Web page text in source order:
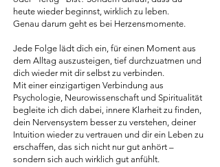
heute wieder beginnst, wirklich zu leben.
Genau darum geht es bei Herzensmomente.
Jede Folge lädt dich ein, für einen Moment aus
dem Alltag auszusteigen, tief durchzuatmen und
dich wieder mit dir selbst zu verbinden.
Mit einer einzigartigen Verbindung aus
Psychologie, Neurowissenschaft und Spiritualität
begleite ich dich dabei, innere Klarheit zu finden,
dein Nervensystem besser zu verstehen, deiner
Intuition wieder zu vertrauen und dir ein Leben zu
erschaffen, das sich nicht nur gut anhört –
sondern sich auch wirklich gut anfühlt.